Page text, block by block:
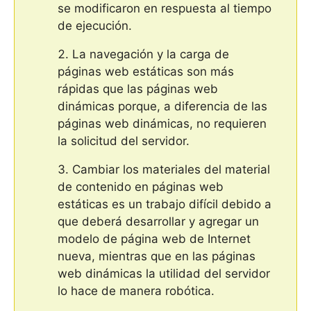
se modificaron en respuesta al tiempo
de ejecución.
La navegación y la carga de
páginas web estáticas son más
rápidas que las páginas web
dinámicas porque, a diferencia de las
páginas web dinámicas, no requieren
la solicitud del servidor.
Cambiar los materiales del material
de contenido en páginas web
estáticas es un trabajo difícil debido a
que deberá desarrollar y agregar un
modelo de página web de Internet
nueva, mientras que en las páginas
web dinámicas la utilidad del servidor
lo hace de manera robótica.